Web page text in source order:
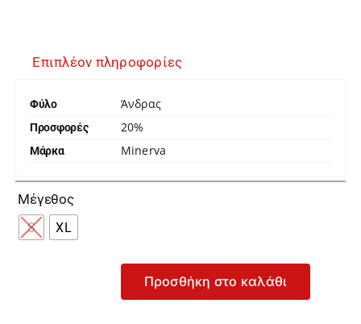
Επιπλέον πληροφορίες
Φύλο Άνδρας
Προσφορές 20%
Μάρκα Minerva
Μέγεθος
S XL
Προσθήκη στο καλάθι